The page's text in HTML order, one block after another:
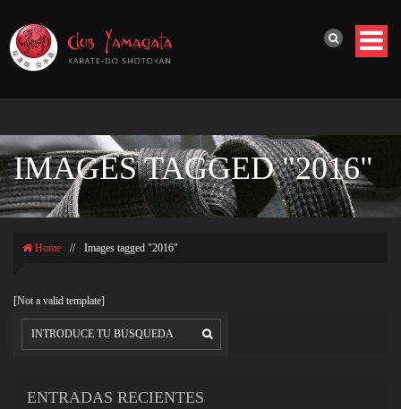
IMAGES TAGGED "2016"
Home // Images tagged "2016"
[Not a valid template]
ENTRADAS RECIENTES